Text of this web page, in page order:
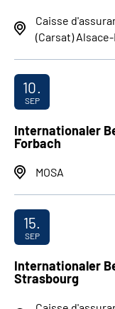
Caisse
(Carsat)
Internationaler
Forbach
MOSA
10.
SEP
Internationaler
Strasbourg
15.
SEP